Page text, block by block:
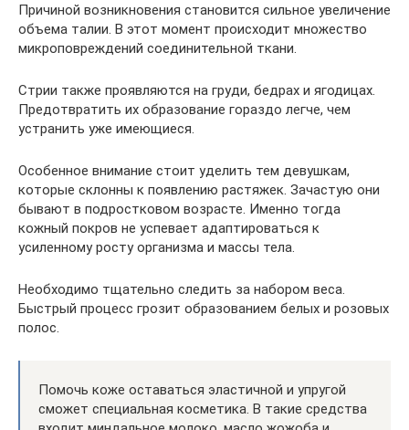
Причиной возникновения становится сильное увеличение
объема талии. В этот момент происходит множество
микроповреждений соединительной ткани.
Стрии также проявляются на груди, бедрах и ягодицах.
Предотвратить их образование гораздо легче, чем
устранить уже имеющиеся.
Особенное внимание стоит уделить тем девушкам,
которые склонны к появлению растяжек. Зачастую они
бывают в подростковом возрасте. Именно тогда
кожный покров не успевает адаптироваться к
усиленному росту организма и массы тела.
Необходимо тщательно следить за набором веса.
Быстрый процесс грозит образованием белых и розовых
полос.
Помочь коже оставаться эластичной и упругой
сможет специальная косметика. В такие средства